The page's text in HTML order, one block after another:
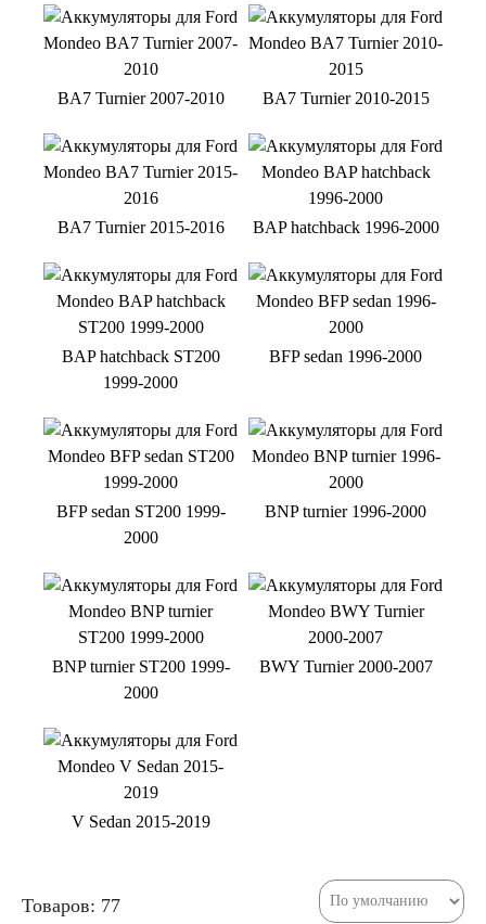
BA7 Turnier 2007-2010 BA7 Turnier 2010-2015
BA7 Turnier 2015-2016 BAP hatchback 1996-2000
BAP hatchback ST200
1999-2000
BFP sedan 1996-2000
BFP sedan ST200 1999-
2000
BNP turnier 1996-2000
BNP turnier ST200 1999-
2000
BWY Turnier 2000-2007
V Sedan 2015-2019
Товаров: 77